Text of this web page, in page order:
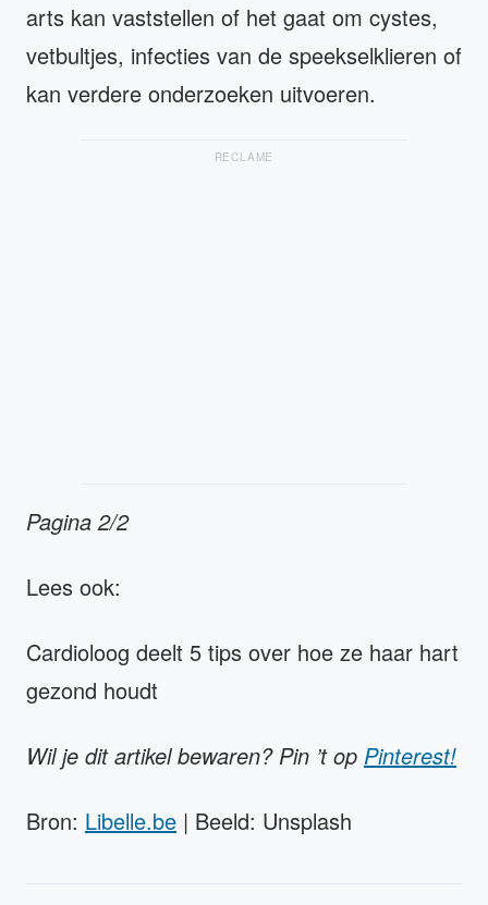
arts kan vaststellen of het gaat om cystes,
vetbultjes, infecties van de speekselklieren of
kan verdere onderzoeken uitvoeren.
RECLAME
Pagina 2/2
Lees ook:
Cardioloog deelt 5 tips over hoe ze haar hart
gezond houdt
Wil je dit artikel bewaren? Pin ’t op Pinterest!
Bron: Libelle.be | Beeld: Unsplash